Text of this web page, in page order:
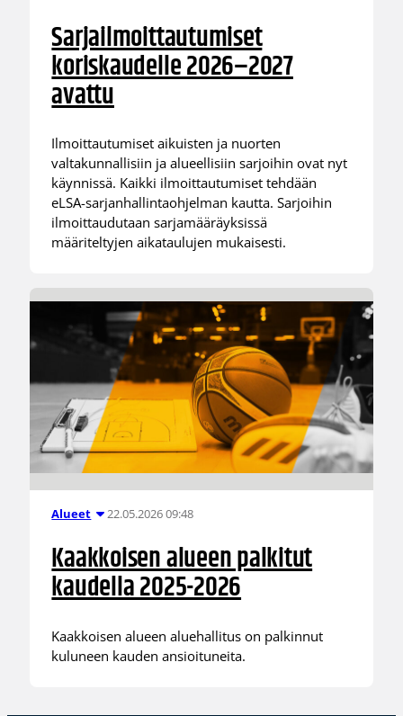
Sarjailmoittautumiset
koriskaudelle 2026–2027
avattu
Ilmoittautumiset aikuisten ja nuorten
valtakunnallisiin ja alueellisiin sarjoihin ovat nyt
käynnissä. Kaikki ilmoittautumiset tehdään
eLSA-sarjanhallintaohjelman kautta. Sarjoihin
ilmoittaudutaan sarjamääräyksissä
määriteltyjen aikataulujen mukaisesti.
Alueet 22.05.2026 09:48
Kaakkoisen alueen palkitut
kaudella 2025-2026
Kaakkoisen alueen aluehallitus on palkinnut
kuluneen kauden ansioituneita.